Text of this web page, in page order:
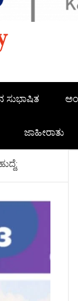
ಸುಭಾಷಿತ
ಜಾಹೀರಾತು